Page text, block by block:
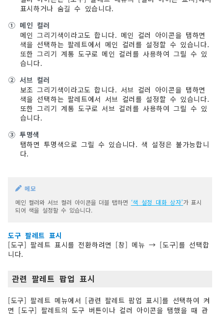
표시하거나 숨길 수 있습니다.
① 메인 컬러
메인 그리기색이라고도 합니다. 메인 컬러 아이콘을 탭하면
색을 선택하는 팔레트에서 메인 컬러를 설정할 수 있습니다.
또한 그리기 계통 도구로 메인 컬러를 사용하여 그릴 수 있
습니다.
② 서브 컬러
보조 그리기색이라고도 합니다. 서브 컬러 아이콘을 탭하면
색을 선택하는 팔레트에서 서브 컬러를 설정할 수 있습니다.
또한 그리기 계통 도구로 서브 컬러를 사용하여 그릴 수 있
습니다.
③ 투명색
탭하면 투명색으로 그릴 수 있습니다. 색 설정은 불가능합니
다.
메모
메인 컬러와 서브 컬러 아이콘을 더블 탭하면 ‘색 설정 대화 상자’가 표시
되어 색을 설정할 수 있습니다.
도구 팔레트 표시
[도구] 팔레트 표시를 전환하려면 [창] 메뉴 → [도구]를 선택합
니다.
관련 팔레트 팝업 표시
[도구] 팔레트 메뉴에서 [관련 팔레트 팝업 표시]를 선택하여 켜
면 [도구] 팔레트의 도구 버튼이나 컬러 아이콘을 탭했을 때 관